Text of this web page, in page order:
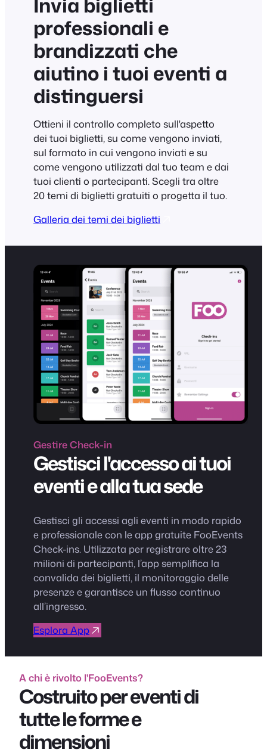
professionali e
brandizzati che
aiutino i tuoi eventi a
distinguersi
Ottieni il controllo completo sull'aspetto
dei tuoi biglietti, su come vengono inviati,
sul formato in cui vengono inviati e su
come vengono utilizzati dal tuo team e dai
tuoi clienti o partecipanti. Scegli tra oltre
20 temi di biglietti gratuiti o progetta il tuo.
Galleria dei temi dei biglietti
GestireCheck-in
Gestisci l'accesso ai tuoi
eventi e alla tua sede
Gestisci gli accessi agli eventi in modo rapido
e professionale con le app gratuite FooEvents
Check-ins. Utilizzata per registrare oltre 23
milioni di partecipanti, l’app semplifica la
convalida dei biglietti, il monitoraggio delle
presenze e garantisce un flusso continuo
all’ingresso.
Esplora App
A chi è rivolto l'FooEvents?
Costruito per eventi di
tutte le forme e
dimensioni